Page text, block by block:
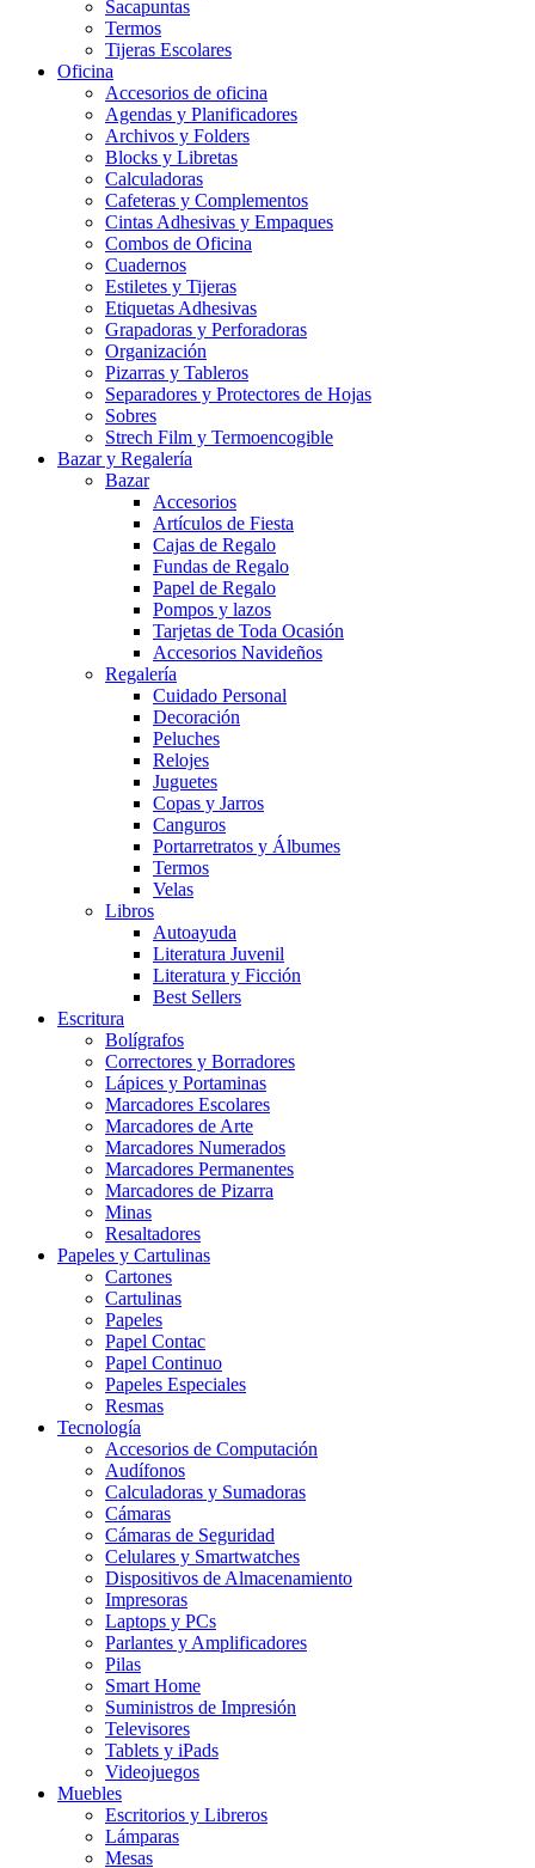
Sacapuntas
Termos
Tijeras Escolares
Oficina
Accesorios de oficina
Agendas y Planificadores
Archivos y Folders
Blocks y Libretas
Calculadoras
Cafeteras y Complementos
Cintas Adhesivas y Empaques
Combos de Oficina
Cuadernos
Estiletes y Tijeras
Etiquetas Adhesivas
Grapadoras y Perforadoras
Organización
Pizarras y Tableros
Separadores y Protectores de Hojas
Sobres
Strech Film y Termoencogible
Bazar y Regalería
Bazar
Accesorios
Artículos de Fiesta
Cajas de Regalo
Fundas de Regalo
Papel de Regalo
Pompos y lazos
Tarjetas de Toda Ocasión
Accesorios Navideños
Regalería
Cuidado Personal
Decoración
Peluches
Relojes
Juguetes
Copas y Jarros
Canguros
Portarretratos y Álbumes
Termos
Velas
Libros
Autoayuda
Literatura Juvenil
Literatura y Ficción
Best Sellers
Escritura
Bolígrafos
Correctores y Borradores
Lápices y Portaminas
Marcadores Escolares
Marcadores de Arte
Marcadores Numerados
Marcadores Permanentes
Marcadores de Pizarra
Minas
Resaltadores
Papeles y Cartulinas
Cartones
Cartulinas
Papeles
Papel Contac
Papel Continuo
Papeles Especiales
Resmas
Tecnología
Accesorios de Computación
Audífonos
Calculadoras y Sumadoras
Cámaras
Cámaras de Seguridad
Celulares y Smartwatches
Dispositivos de Almacenamiento
Impresoras
Laptops y PCs
Parlantes y Amplificadores
Pilas
Smart Home
Suministros de Impresión
Televisores
Tablets y iPads
Videojuegos
Muebles
Escritorios y Libreros
Lámparas
Mesas